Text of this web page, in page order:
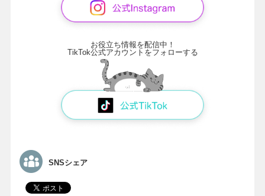
お役立ち情報を配信中！
TikTok公式アカウントをフォローする
SNSシェア